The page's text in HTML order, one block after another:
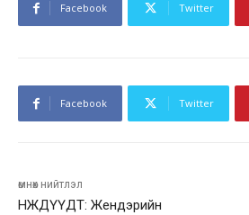
Facebook Twitter
Facebook Twitter
өмнөх нийтлэл
НЖДҮҮДТ: Жендэрийн